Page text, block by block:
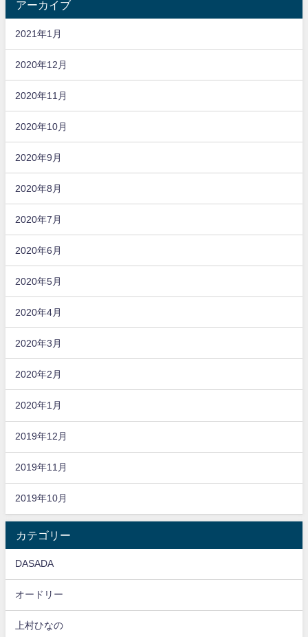
アーカイブ
2021年1月
2020年12月
2020年11月
2020年10月
2020年9月
2020年8月
2020年7月
2020年6月
2020年5月
2020年4月
2020年3月
2020年2月
2020年1月
2019年12月
2019年11月
2019年10月
カテゴリー
DASADA
オードリー
上村ひなの